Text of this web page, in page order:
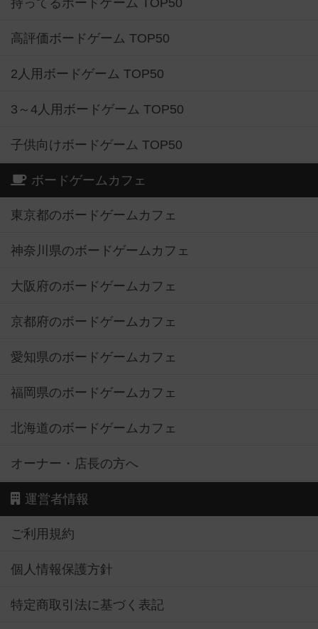
持ってるボードゲーム TOP50
高評価ボードゲーム TOP50
2人用ボードゲーム TOP50
3～4人用ボードゲーム TOP50
子供向けボードゲーム TOP50
ボードゲームカフェ
東京都のボードゲームカフェ
神奈川県のボードゲームカフェ
大阪府のボードゲームカフェ
京都府のボードゲームカフェ
愛知県のボードゲームカフェ
福岡県のボードゲームカフェ
北海道のボードゲームカフェ
オーナー・店長の方へ
運営者情報
ご利用規約
個人情報保護方針
特定商取引法に基づく表記